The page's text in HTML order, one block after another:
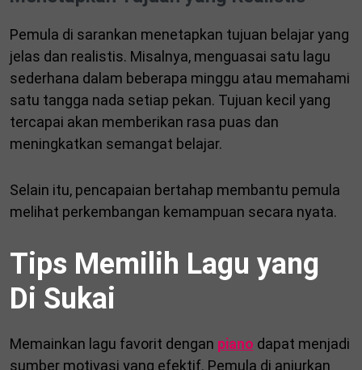
Pemula di sarankan menetapkan tujuan belajar yang
jelas dan realistis. Misalnya, menguasai satu lagu
sederhana dalam beberapa minggu atau memahami
satu tangga nada setiap pekan. Tujuan kecil yang
tercapai akan memberikan rasa puas dan
meningkatkan semangat belajar.
Selain itu, pencapaian bertahap membantu pemula
melihat perkembangan kemampuan secara nyata.
Tips Memilih Lagu yang
Di Sukai
Memainkan lagu favorit dengan piano dapat menjadi
sumber motivasi yang efektif. Pemula di anjurkan